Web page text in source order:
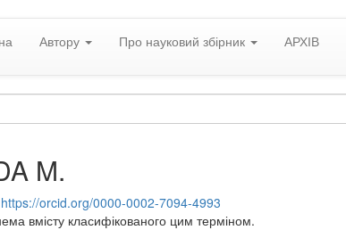
Автору Про науковий збірник АРХІВ
M.
https://orcid.org/0000-0002-7094-4993
вмісту класифікованого цим терміном.